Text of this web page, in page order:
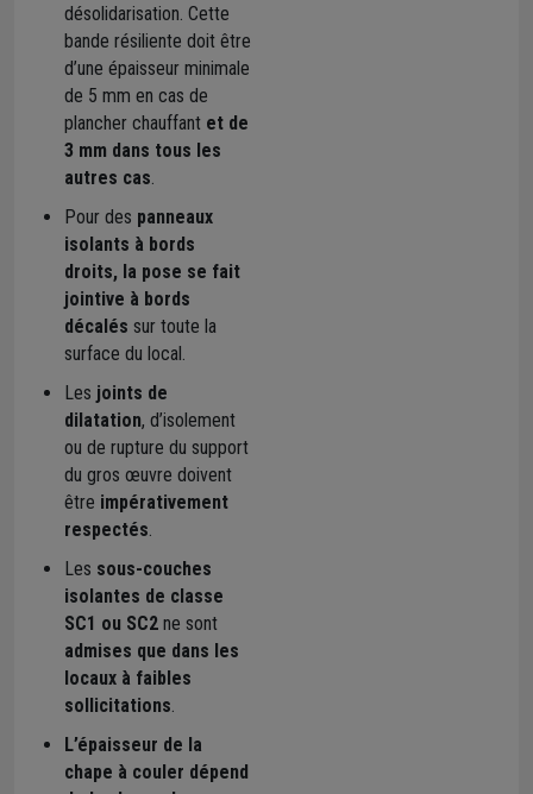
désolidarisation. Cette
bande résiliente doit être
d’une épaisseur minimale
de 5 mm en cas de
plancher chauffant et de
3 mm dans tous les
autres cas.
Pour des panneaux
isolants à bords
droits, la pose se fait
jointive à bords
décalés sur toute la
surface du local.
Les joints de
dilatation, d’isolement
ou de rupture du support
du gros œuvre doivent
être impérativement
respectés.
Les sous-couches
isolantes de classe
SC1 ou SC2 ne sont
admises que dans les
locaux à faibles
sollicitations.
L’épaisseur de la
chape à couler dépend